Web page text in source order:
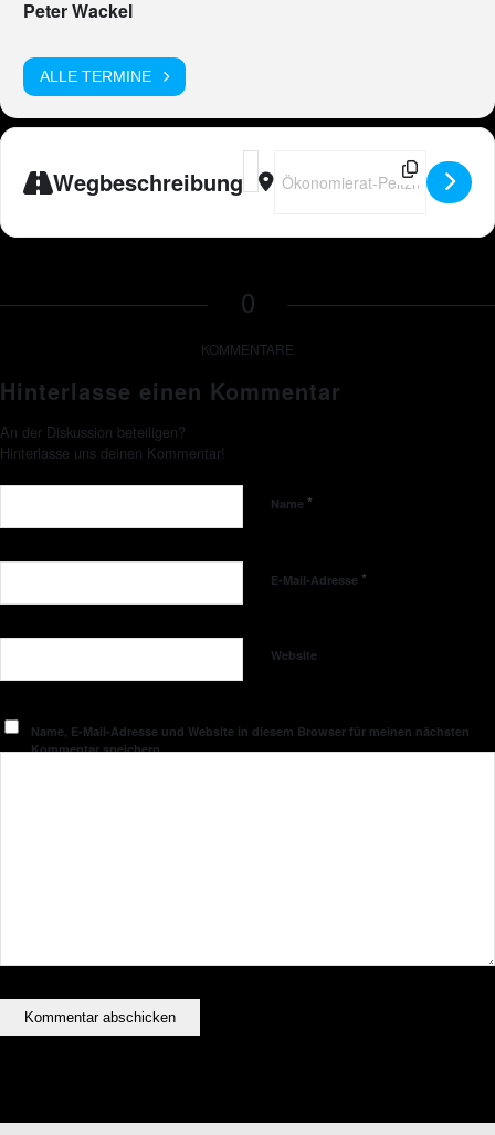
Peter Wackel
ALLE TERMINE
Wegbeschreibung
Address - Peter Wackel LIVE in
Destination Address - Peter
0
KOMMENTARE
Hinterlasse einen Kommentar
An der Diskussion beteiligen?
Hinterlasse uns deinen Kommentar!
Name *
E-Mail-Adresse *
Website
Name, E-Mail-Adresse und Website in diesem Browser für meinen nächsten
Kommentar speichern.